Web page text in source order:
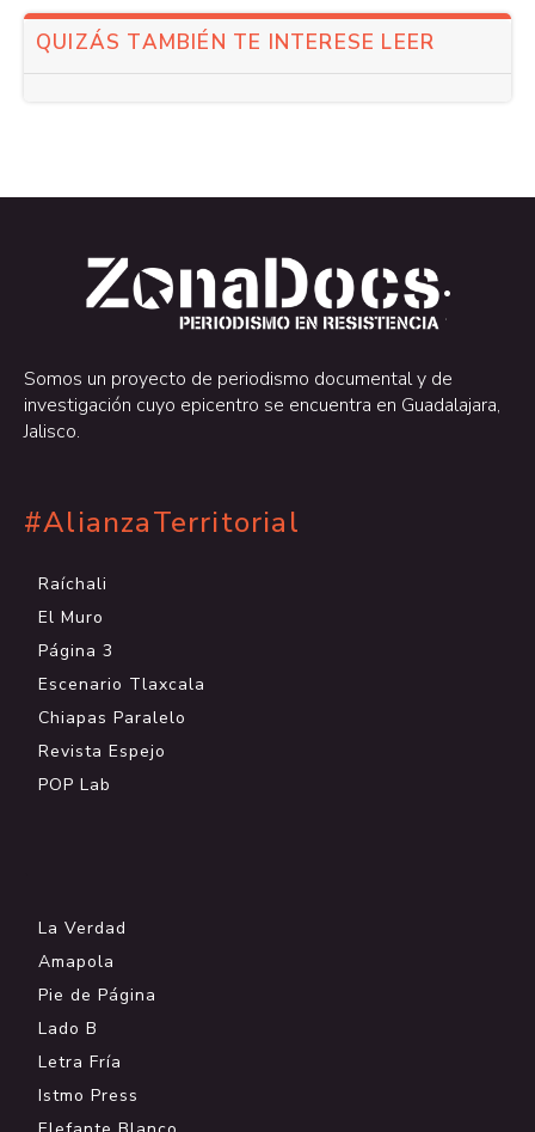
QUIZÁS TAMBIÉN TE INTERESE LEER
.
.
Somos un proyecto de periodismo documental y de
investigación cuyo epicentro se encuentra en Guadalajara,
Jalisco.
#AlianzaTerritorial
Raíchali
El Muro
Página 3
Escenario Tlaxcala
Chiapas Paralelo
Revista Espejo
POP Lab
La Verdad
Amapola
Pie de Página
Lado B
Letra Fría
Istmo Press